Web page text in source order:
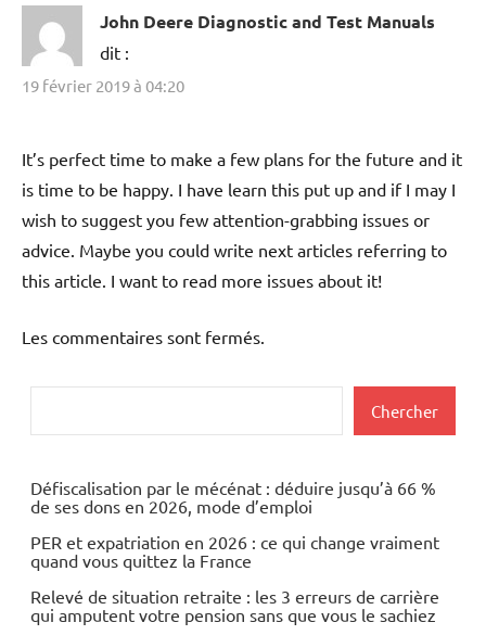
Thanks for revealing your web page.
Tractor Workshop Manuals
Thank you for your very good information and respond to
you. san jose car dealers
dit :
19 février 2019 à 04:20
is time to be happy. I have learn this put up and if I may I
wish to suggest you few attention-grabbing issues or
advice. Maybe you could write next articles referring to
this article. I want to read more issues about it!